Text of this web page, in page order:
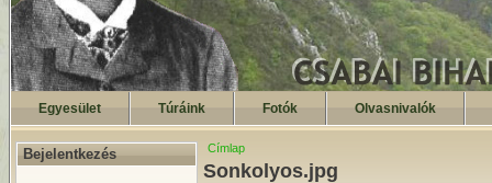
Egyesület Túráink Fotók Olvasnivalók
Bejelentkezés Címlap
Sonkolyos.jpg